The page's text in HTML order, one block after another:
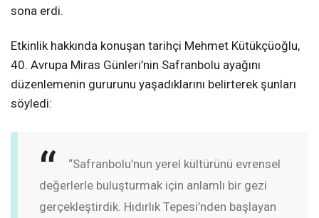
sona erdi.
Etkinlik hakkında konuşan tarihçi Mehmet Kütükçüoğlu,
40. Avrupa Miras Günleri’nin Safranbolu ayağını
düzenlemenin gururunu yaşadıklarını belirterek şunları
söyledi:
“Safranbolu’nun yerel kültürünü evrensel
değerlerle buluşturmak için anlamlı bir gezi
gerçekleştirdik. Hıdırlık Tepesi’nden başlayan